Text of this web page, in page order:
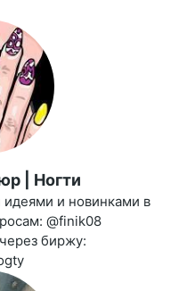
| Ногти
и новинками в
@finik08
биржу: